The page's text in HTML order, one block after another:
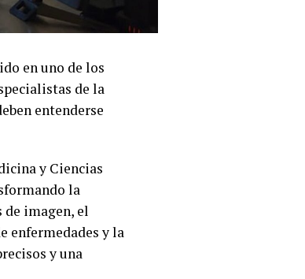
en uno de los
de la
entenderse
y Ciencias
la
imagen, el
enfermedades y la
y una